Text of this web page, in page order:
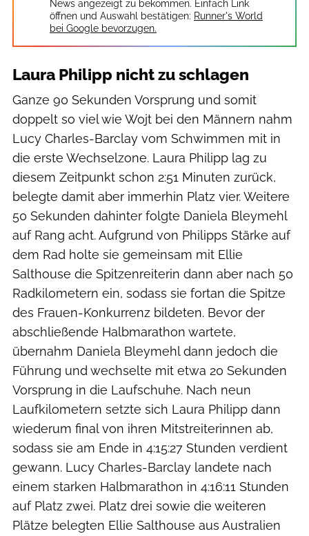
News angezeigt zu bekommen. Einfach Link
öffnen und Auswahl bestätigen: Runner's World
bei Google bevorzugen.
Laura Philipp nicht zu schlagen
Ganze 90 Sekunden Vorsprung und somit
doppelt so viel wie Wojt bei den Männern nahm
Lucy Charles-Barclay vom Schwimmen mit in
die erste Wechselzone. Laura Philipp lag zu
diesem Zeitpunkt schon 2:51 Minuten zurück,
belegte damit aber immerhin Platz vier. Weitere
50 Sekunden dahinter folgte Daniela Bleymehl
auf Rang acht. Aufgrund von Philipps Stärke auf
dem Rad holte sie gemeinsam mit Ellie
Salthouse die Spitzenreiterin dann aber nach 50
Radkilometern ein, sodass sie fortan die Spitze
des Frauen-Konkurrenz bildeten. Bevor der
abschließende Halbmarathon wartete,
übernahm Daniela Bleymehl dann jedoch die
Führung und wechselte mit etwa 20 Sekunden
Vorsprung in die Laufschuhe. Nach neun
Laufkilometern setzte sich Laura Philipp dann
wiederum final von ihren Mitstreiterinnen ab,
sodass sie am Ende in 4:15:27 Stunden verdient
gewann. Lucy Charles-Barclay landete nach
einem starken Halbmarathon in 4:16:11 Stunden
auf Platz zwei. Platz drei sowie die weiteren
Plätze belegten Ellie Salthouse aus Australien